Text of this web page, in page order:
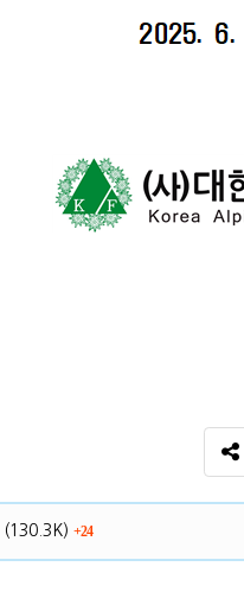
파일크기
(130.3K) 24회 다운로드